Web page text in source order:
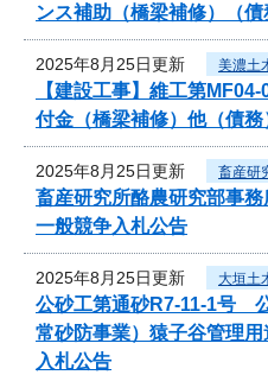
ンス補助（橋梁補修）（
2025年8月25日更新 美濃土
【建設工事】維工第
付金（橋梁補修）他（債
2025年8月25日更新 畜産研
畜産研究所酪農研究部事
一般競争入札公告
2025年8月25日更新 大垣土
公砂工第通砂R7-11-1号
常砂防事業）猿子谷管理
入札公告